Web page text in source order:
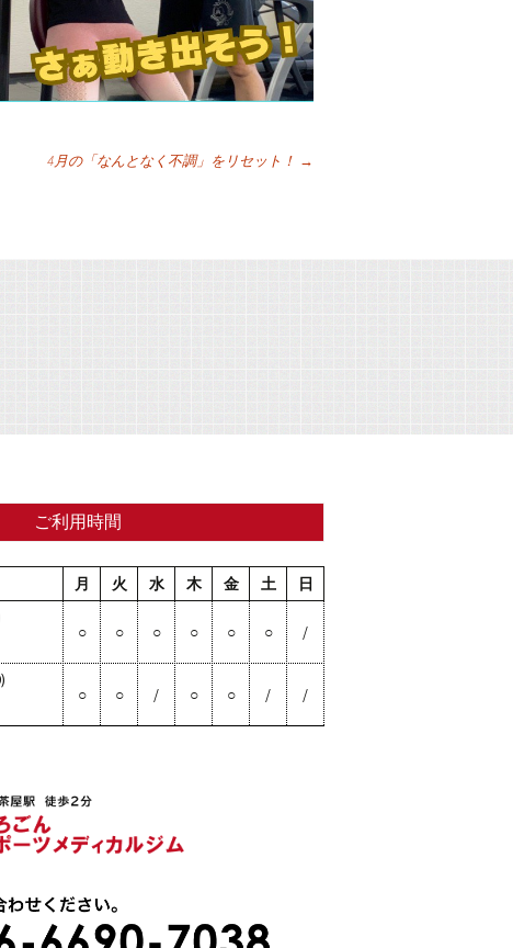
4月の「なんとなく不調」をリセット！ →
ご利用時間
月 火 水 木 金 土
日
○ ○ ○ ○ ○ ○ /
○ ○ / ○ ○ / /